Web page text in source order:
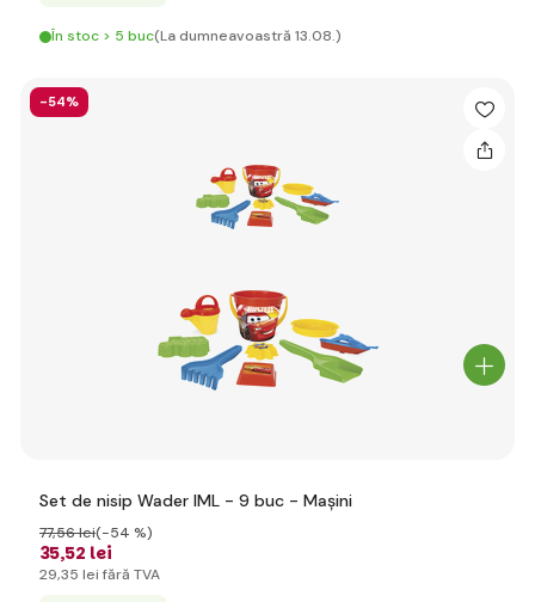
În stoc > 5 buc(La dumneavoastră 13.08.)
-54%
Set de nisip Wader IML - 9 buc - Mașini
35,52 lei
77,56 lei(-54 %)
29,35 lei fără TVA